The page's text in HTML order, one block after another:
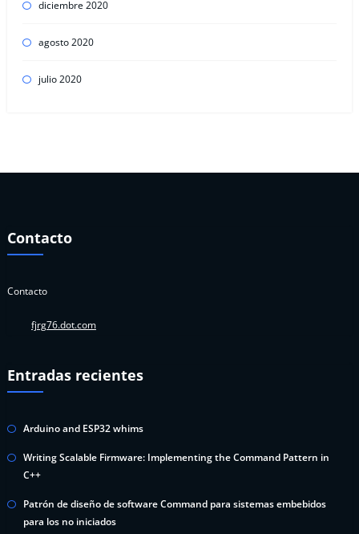
diciembre 2020
agosto 2020
julio 2020
Contacto
Contacto
fjrg76.dot.com
Entradas recientes
Arduino and ESP32 whims
Writing Scalable Firmware: Implementing the Command Pattern in
C++
Patrón de diseño de software Command para sistemas embebidos
para los no iniciados